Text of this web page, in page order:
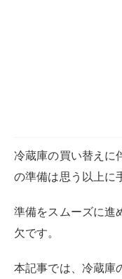
冷蔵庫の買い替えに
の準備は思う以上に
準備をスムーズに進
欠です。
本記事では、冷蔵庫